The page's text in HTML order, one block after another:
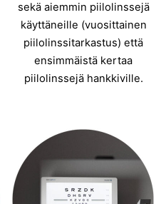
sekä aiemmin piilolinssejä
käyttäneille (vuosittainen
piilolinssitarkastus) että
ensimmäistä kertaa
piilolinssejä hankkiville.